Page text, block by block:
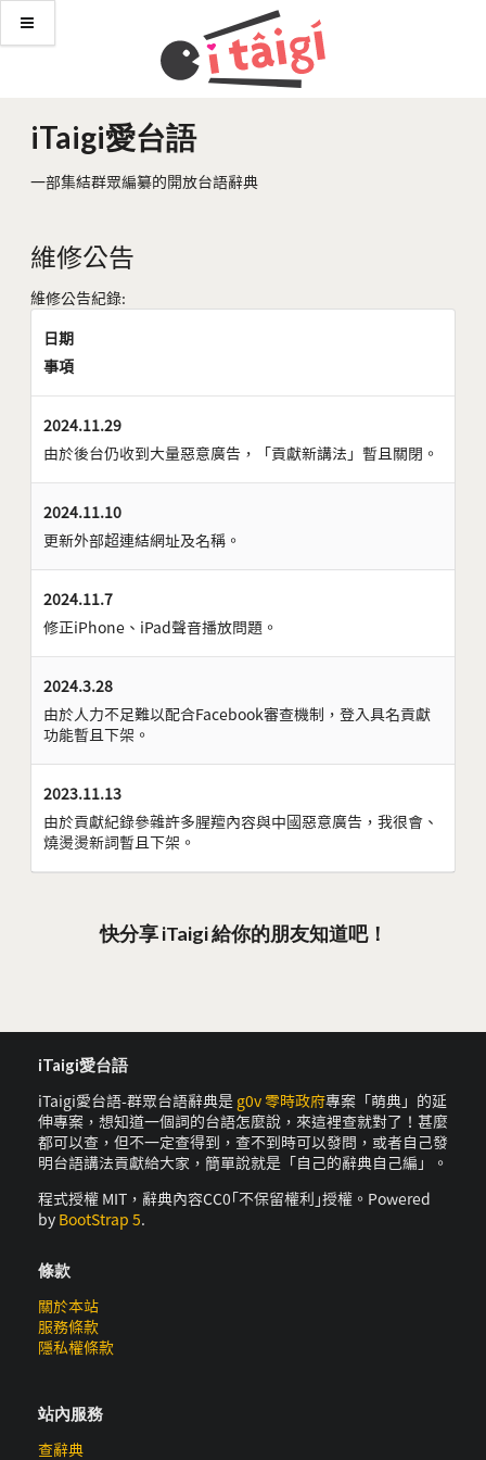
iTaigi愛台語
一部集結群眾編纂的開放台語辭典
維修公告
維修公告紀錄:
日期
事項
2024.11.29
由於後台仍收到大量惡意廣告，「貢獻新講法」暫且關閉。
2024.11.10
更新外部超連結網址及名稱。
2024.11.7
修正iPhone、iPad聲音播放問題。
2024.3.28
由於人力不足難以配合Facebook審查機制，登入具名貢獻
功能暫且下架。
2023.11.13
由於貢獻紀錄參雜許多腥羶內容與中國惡意廣告，我很會、
燒燙燙新詞暫且下架。
快分享 iTaigi 給你的朋友知道吧！
iTaigi愛台語
iTaigi愛台語-群眾台語辭典是 g0v 零時政府專案「萌典」的延
伸專案，想知道一個詞的台語怎麼說，來這裡查就對了！甚麼
都可以查，但不一定查得到，查不到時可以發問，或者自己發
明台語講法貢獻給大家，簡單說就是「自己的辭典自己編」。
程式授權 MIT，辭典內容CC0｢不保留權利｣授權。Powered
by BootStrap 5.
條款
關於本站
服務條款
隱私權條款
站內服務
查辭典